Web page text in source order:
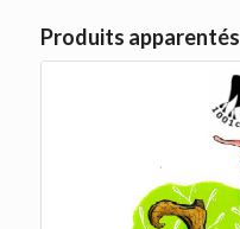
Produits apparentés